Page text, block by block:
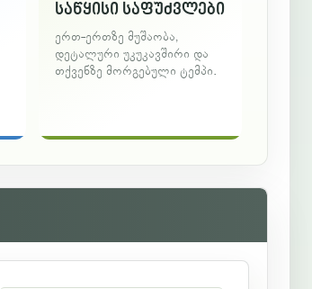
საწყისი საფუძვლები
ერთ-ერთზე მუშაობა,
დეტალური უკუკავშირი და
თქვენზე მორგებული ტემპი.